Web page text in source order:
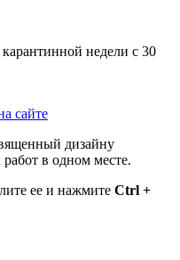
недели c 30
сайте
дизайну
в одном месте.
ее и нажмите Ctrl +